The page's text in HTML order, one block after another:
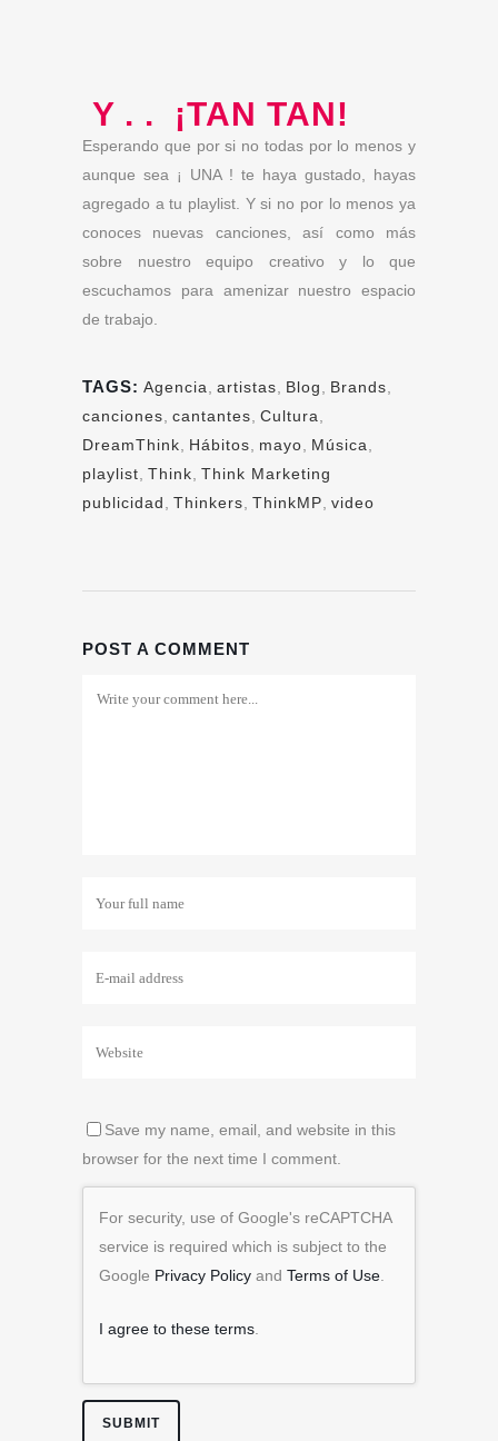
Y . . ¡TAN TAN!
Esperando que por si no todas por lo menos y
aunque sea ¡ UNA ! te haya gustado, hayas
agregado a tu playlist. Y si no por lo menos ya
conoces nuevas canciones, así como más
sobre nuestro equipo creativo y lo que
escuchamos para amenizar nuestro espacio
de trabajo.
TAGS: Agencia artistas Blog Brands
canciones cantantes Cultura
DreamThink
Hábitos mayo Música
playlist Think Think Marketing
publicidad
Thinkers ThinkMP video
POST A COMMENT
Save my name, email, and website in this
browser for the next time I comment.
For security, use of Google's reCAPTCHA
service is required which is subject to the
Google Privacy Policy and Terms of Use
I agree to these terms